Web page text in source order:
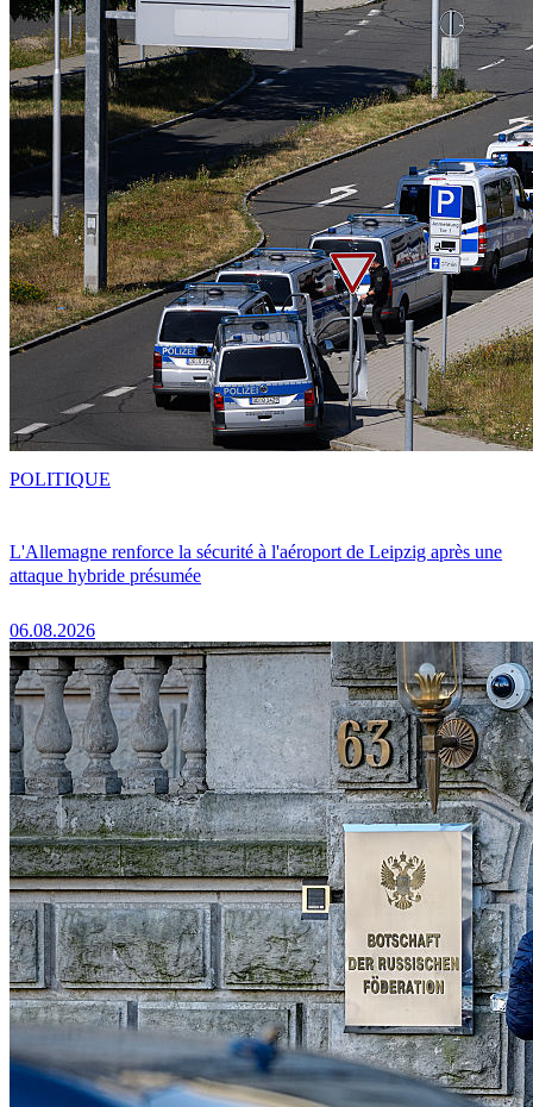
L'Allemagne renforce la sécurité à l'aéroport de Leipzig après une
attaque hybride présumée
06.08.2026
POLITIQUE